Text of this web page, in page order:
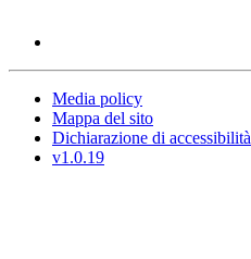
Media policy
Mappa del sito
Dichiarazione di accessibilità
v1.0.19